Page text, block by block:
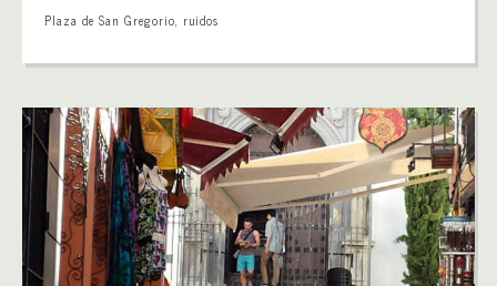
Plaza de San Gregorio, ruidos